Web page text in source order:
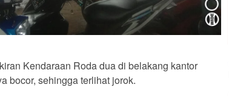
Kendaraan Roda dua di belakang kantor
bocor, sehingga terlihat jorok.